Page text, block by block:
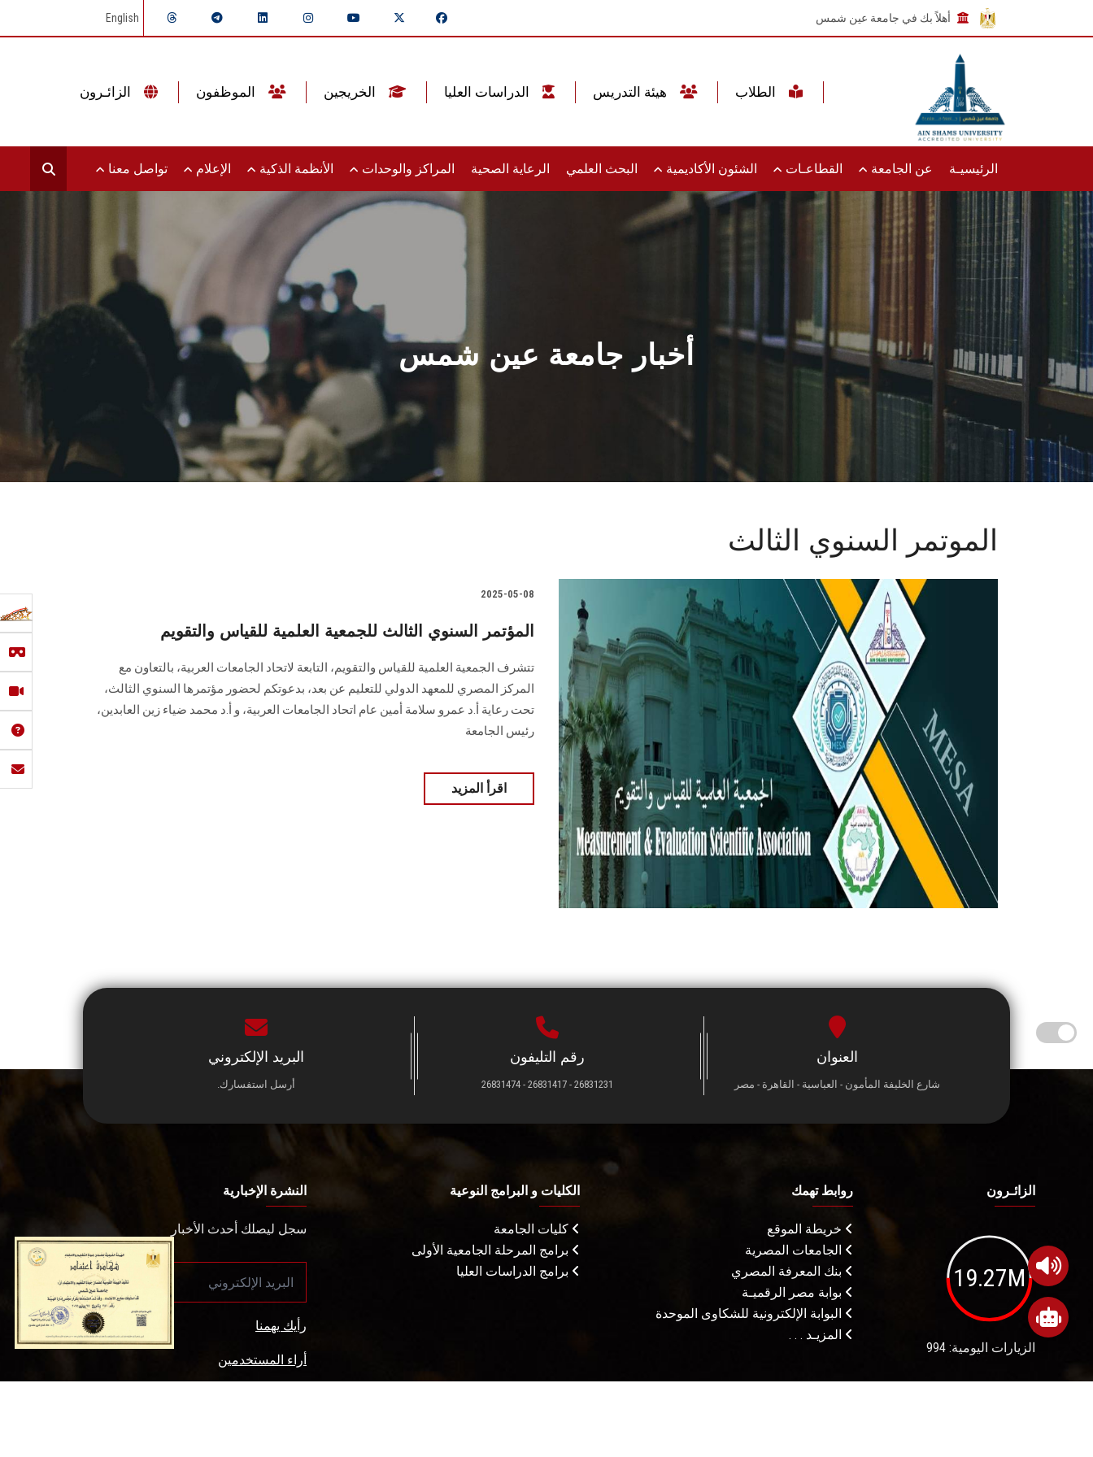
أهلاً بك في جامعة عين شمس English
الرئيسيـة عن الجامعة القطاعـات الشئون الأكاديمية البحث العلمي الرعاية الصحية المراكز والوحدات الأنظمة الذكية الإعلام تواصل معنا
أخبار جامعة عين شمس
الموتمر السنوي الثالث
2025-05-08
المؤتمر السنوي الثالث للجمعية العلمية للقياس والتقويم
تتشرف الجمعية العلمية للقياس والتقويم، التابعة لاتحاد الجامعات العربية، بالتعاون مع
المركز المصري للمعهد الدولي للتعليم عن بعد، بدعوتكم لحضور مؤتمرها السنوي الثالث،
تحت رعاية أ.د عمرو سلامة أمين عام اتحاد الجامعات العربية، و أ.د محمد ضياء زين العابدين،
رئيس الجامعة
اقرأ المزيد
العنوان
شارع الخليفة المأمون - العباسية - القاهرة - مصر
رقم التليفون
26831231 - 26831417 - 26831474
البريد الإلكتروني
أرسل استفسارك.
الزائـرون
19.27M
الزيارات اليومية: 994
روابط تهمك
خريطة الموقع
الجامعات المصرية
بنك المعرفة المصري
بوابة مصر الرقميـة
البوابة الإلكترونية للشكاوى الموحدة
المزيـد . . .
الكليات و البرامج النوعية
كليات الجامعة
برامج المرحلة الجامعية الأولى
برامج الدراسات العليا
النشرة الإخبارية
سجل ليصلك أحدث الأخبار
رأيك يهمنا
أراء المستخدمين